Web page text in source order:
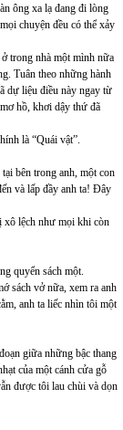
ông xa lạ đang đi lòng
chuyện đều có thể xảy
trong nhà một mình nữa
Tuân theo những hành
dự liệu điều này ngay từ
hồ, khơi dậy thứ đã
là “Quái vật”.
bên trong anh, một con
và lấp đầy anh ta! Đây
xô lệch như mọi khi còn
quyển sách một.
sách vở nữa, xem ra anh
anh ta liếc nhìn tôi một
giữa những bậc thang
của một cánh cửa gỗ
được tôi lau chùi và dọn